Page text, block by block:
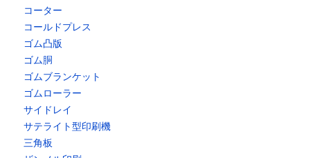
コーター
コールドプレス
ゴム凸版
ゴム胴
ゴムブランケット
ゴムローラー
サイドレイ
サテライト型印刷機
三角板